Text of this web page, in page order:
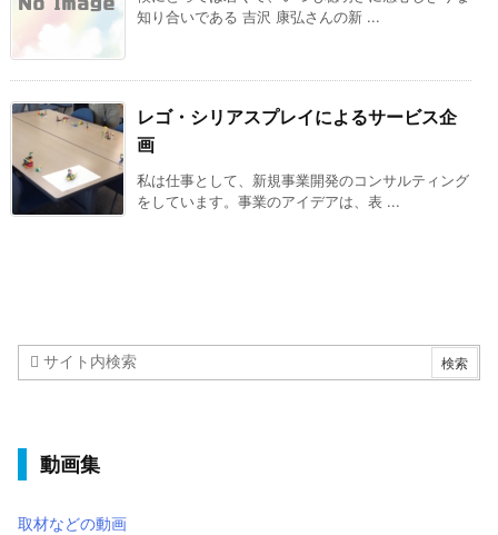
知り合いである 吉沢 康弘さんの新 ...
レゴ・シリアスプレイによるサービス企
画
私は仕事として、新規事業開発のコンサルティング
をしています。事業のアイデアは、表 ...
動画集
取材などの動画